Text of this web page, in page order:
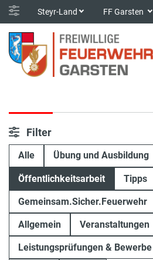
Steyr-Land FF Garsten
Filter
Alle Übung und Ausbildung
Öffentlichkeitsarbeit Tipps
Gemeinsam.Sicher.Feuerwehr
Allgemein Veranstaltungen
Leistungsprüfungen & Bewerbe